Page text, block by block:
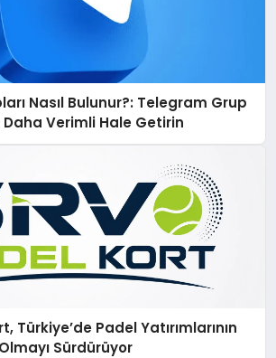
Nasıl Bulunur?: Telegram Grup
Verimli Hale Getirin
Türkiye’de Padel Yatırımlarının
Sürdürüyor